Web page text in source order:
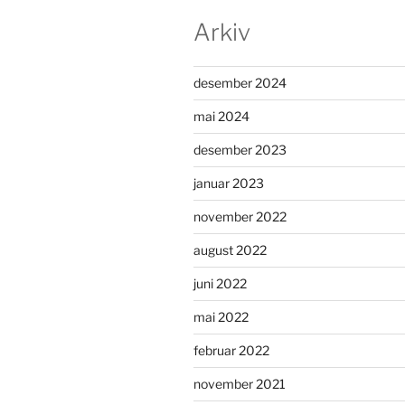
Arkiv
desember 2024
mai 2024
desember 2023
januar 2023
november 2022
august 2022
juni 2022
mai 2022
februar 2022
november 2021